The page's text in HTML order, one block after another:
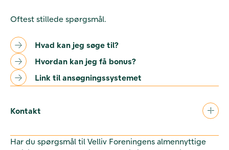
Oftest stillede spørgsmål.
Hvad kan jeg søge til?
Hvordan kan jeg få bonus?
Link til ansøgningssystemet
Kontakt
Har du spørgsmål til Velliv Foreningens almennyttige